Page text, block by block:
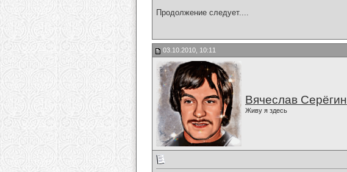
Продолжение следует....
03.10.2010, 10:11
Вячеслав Серёгин
Живу я здесь